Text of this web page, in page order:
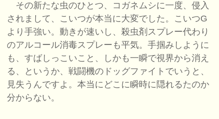
その新たな虫のひとつ、コガネムシに一度、侵入
されまして、こいつが本当に大変でした。こいつG
より手強い。動きが速いし、殺虫剤スプレー代わり
のアルコール消毒スプレーも平気。手掴みしように
も、すばしっこいこと、しかも一瞬で視界から消え
る、というか、戦闘機のドッグファイトでいうと、
見失うんですよ。本当にどこに瞬時に隠れるたのか
分からない。